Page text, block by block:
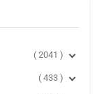
2041
433